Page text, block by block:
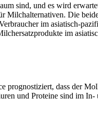
sind, und es wird
Milchalternativen. Die
im asiatisch-
im
prognostiziert, dass der
und Proteine sind im